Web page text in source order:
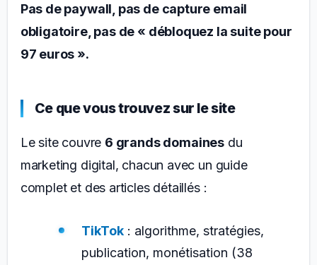
Pas de paywall, pas de capture email
obligatoire, pas de « débloquez la suite pour
97 euros ».
Ce que vous trouvez sur le site
Le site couvre 6 grands domainesdu
marketing digital, chacun avec un guide
complet et des articles détaillés :
TikTok : algorithme, stratégies,
publication, monétisation (38